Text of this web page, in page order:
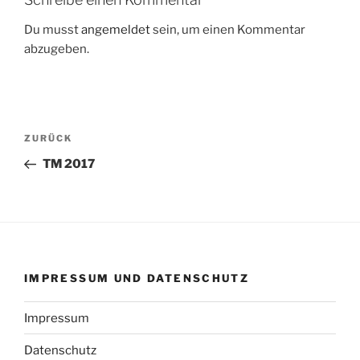
Du musstangemeldetsein, um einen Kommentar
abzugeben.
Beitragsnavigation
Vorheriger
Beitrag
ZURÜCK
TM 2017
IMPRESSUM UND DATENSCHUTZ
Impressum
Datenschutz